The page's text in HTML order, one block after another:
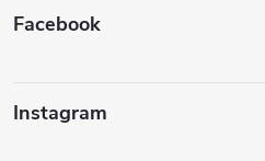
Facebook
Instagram